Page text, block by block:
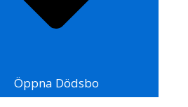
Öppna Dödsbo